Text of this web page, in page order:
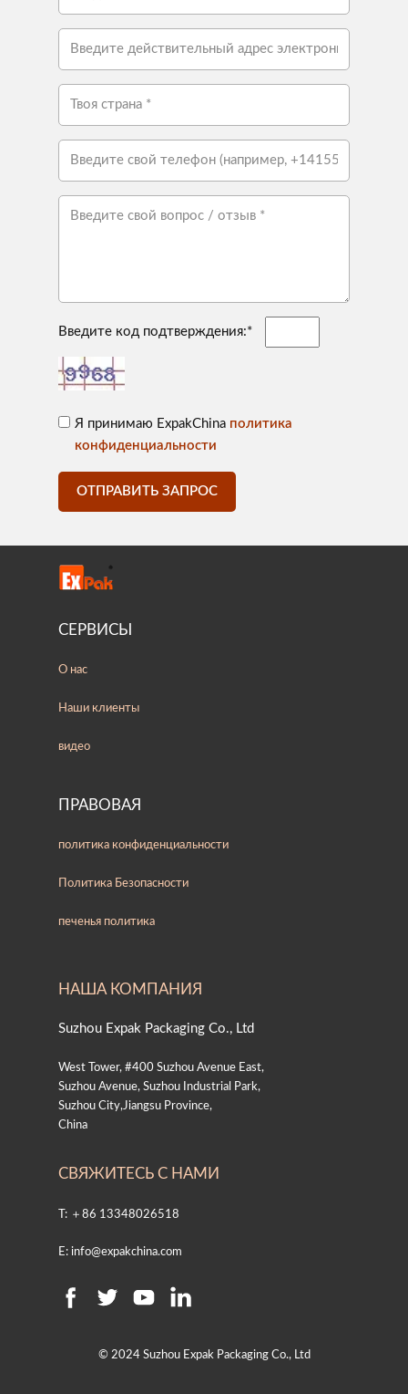
Введите код подтверждения:*
Я принимаю ExpakChina политика
конфиденциальности
ОТПРАВИТЬ ЗАПРОС
СЕРВИСЫ
О нас
Наши клиенты
видео
ПРАВОВАЯ
политика конфиденциальности
Политика Безопасности
печенья политика
НАША КОМПАНИЯ
Suzhou Expak Packaging Co., Ltd
West Tower, #400 Suzhou Avenue East,
Suzhou Avenue, Suzhou Industrial Park,
Suzhou City,Jiangsu Province,
China
СВЯЖИТЕСЬ С НАМИ
T: ＋86 13348026518
E: info@expakchina.com
© 2024 Suzhou Expak Packaging Co., Ltd